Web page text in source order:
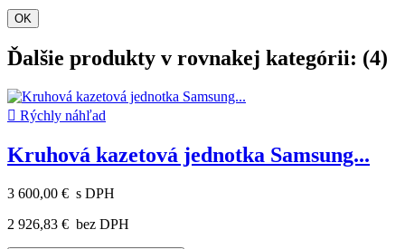
OK
Ďalšie produkty v rovnakej kategórii: (4)
 Rýchly náhľad
Kruhová kazetová jednotka Samsung...
3 600,00 € s DPH
2 926,83 € bez DPH